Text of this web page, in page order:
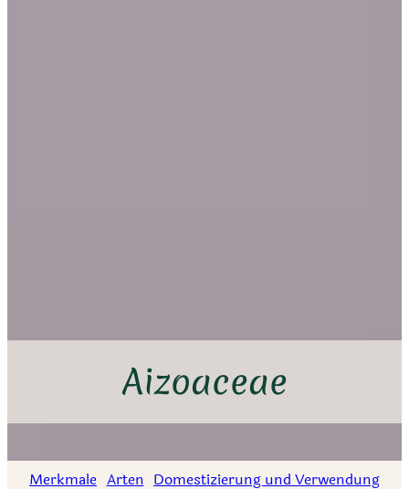
Aizoaceae
Merkmale Arten Domestizierung und Verwendung